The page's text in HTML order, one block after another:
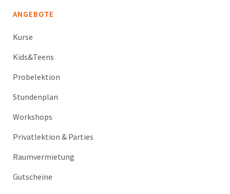
ANGEBOTE
Kurse
Kids&Teens
Probelektion
Stundenplan
Workshops
Privatlektion & Parties
Raumvermietung
Gutscheine